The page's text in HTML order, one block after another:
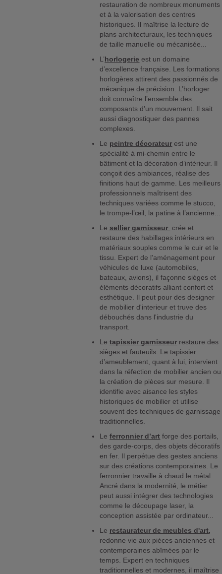
restauration de nombreux monuments
et à la valorisation des centres
historiques. Il maîtrise la lecture de
plans architecturaux, les techniques
de taille manuelle ou mécanisée...
L’horlogerie est un domaine
d’excellence française. Les formations
horlogères attirent des passionnés de
mécanique de précision. L’horloger
doit connaître l’ensemble des
composants d’un mouvement. Il sait
aussi diagnostiquer des pannes
complexes.
Le peintre décorateur est une
spécialité à mi-chemin entre le
bâtiment et la décoration d’intérieur. Il
conçoit des ambiances, réalise des
finitions haut de gamme. Les meilleurs
professionnels maîtrisent des
techniques variées comme le stucco,
le trompe-l’œil, la patine à l’ancienne...
Le sellier garnisseur crée et
restaure des habillages intérieurs en
matériaux souples comme le cuir et le
tissu. Expert de l'aménagement pour
véhicules de luxe (automobiles,
bateaux, avions), il façonne sièges et
éléments décoratifs alliant confort et
esthétique. Il peut pour des designer
de mobilier d'interieur et truve des
débouchés dans l'industrie du
transport.
Letapissier garnisseur restaure des
sièges et fauteuils. Le tapissier
d’ameublement, quant à lui, intervient
dans la réfection de mobilier ancien ou
la création de pièces sur mesure. Il
identifie avec aisance les styles
historiques de mobilier et utilise
souvent des techniques de garnissage
traditionnelles.
Leferronnier d’art forge des portails,
des garde-corps, des objets décoratifs
en fer. Il perpétue des gestes anciens
sur des créations contemporaines. Le
ferronnier travaille à chaud le métal.
Ancré dans la modernité, le métier
peut aussi intégrer des technologies
comme le découpage laser, la
conception assistée par ordinateur...
Le restaurateur de meubles d'art,
redonne vie aux pièces anciennes et
contemporaines abîmées par le
temps. Expert en techniques
traditionnelles et modernes, il maîtrise